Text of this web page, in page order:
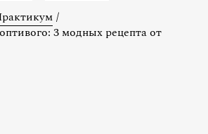
/
3 модных рецепта от